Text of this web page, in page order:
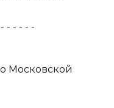
Московской